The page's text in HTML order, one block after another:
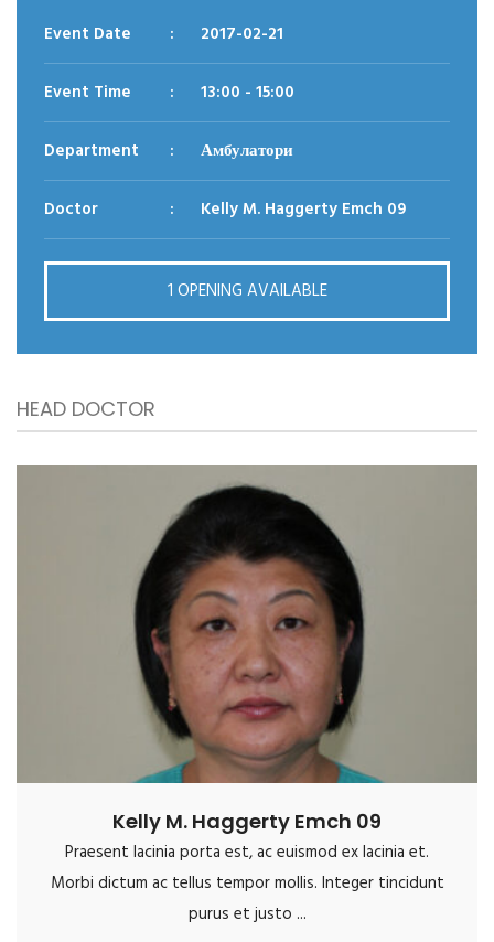
BOOK NOW
Event Date : 2017-02-21
Event Time : 13:00 - 15:00
Department : Амбулатори
Doctor : Kelly M. Haggerty Emch 09
1 OPENING AVAILABLE
HEAD DOCTOR
Kelly M. Haggerty Emch 09
Praesent lacinia porta est, ac euismod ex lacinia et.
Morbi dictum ac tellus tempor mollis. Integer tincidunt
purus et justo ...